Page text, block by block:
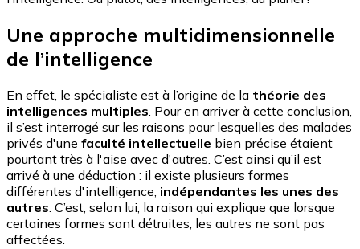
Une approche multidimensionnelle
de l’intelligence
En effet, le spécialiste est à l’origine de la théorie des
intelligences multiples. Pour en arriver à cette conclusion,
il s’est interrogé sur les raisons pour lesquelles des malades
privés d'une faculté intellectuelle bien précise étaient
pourtant très à l'aise avec d'autres. C’est ainsi qu’il est
arrivé à une déduction : il existe plusieurs formes
différentes d'intelligence, indépendantes les unes des
autres. C’est, selon lui, la raison qui explique que lorsque
certaines formes sont détruites, les autres ne sont pas
affectées.